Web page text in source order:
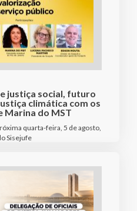
justiça social, futuro
climática com os
Marina do MST
quarta-feira, 5 de agosto,
Sisejufe